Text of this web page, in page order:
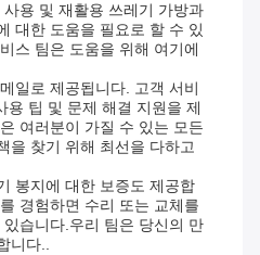
용 및 재활용 쓰레기 가방과
대한 도움을 필요로 할 수 있
스 팀은 도움을 위해 여기에
일로 제공됩니다. 고객 서비
용 팁 및 문제 해결 지원을 제
여러분이 가질 수 있는 모든
을 찾기 위해 최선을 다하고
봉지에 대한 보증도 제공합
경험하면 수리 또는 교체를
습니다.우리 팀은 당신의 만
니다..